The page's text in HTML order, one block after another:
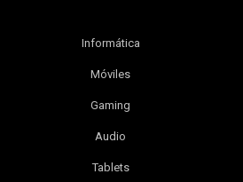
Informática
Móviles
Gaming
Audio
Tablets